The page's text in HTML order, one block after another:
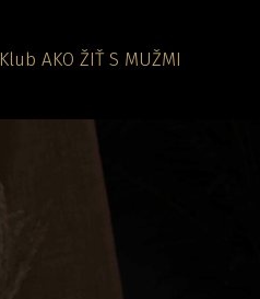
Klub AKO ŽIŤ S MUŽMI